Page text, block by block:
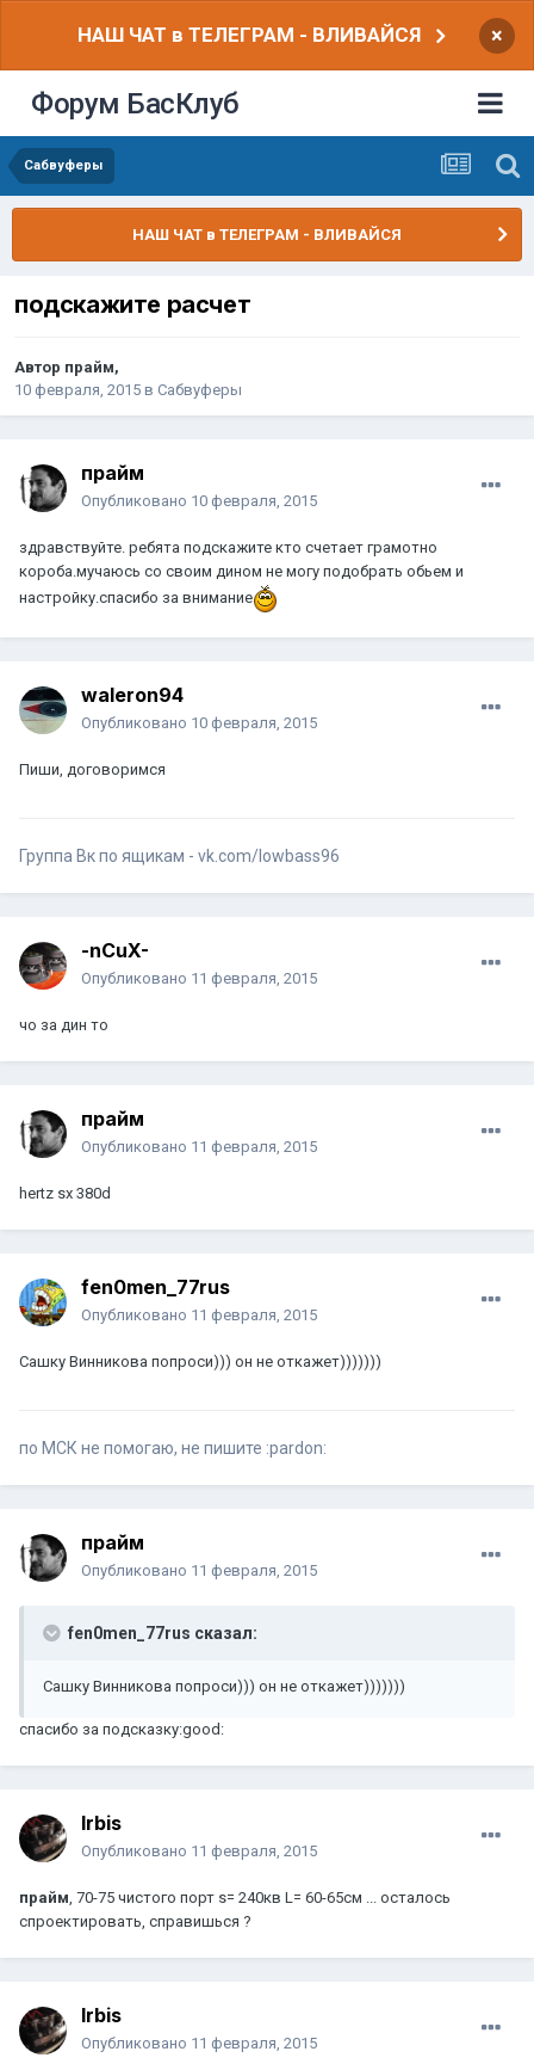
НАШ ЧАТ в ТЕЛЕГРАМ - ВЛИВАЙСЯ ×
Форум БасКлуб
Сабвуферы
НАШ ЧАТ в ТЕЛЕГРАМ - ВЛИВАЙСЯ
подскажите расчет
Автор прайм,
10 февраля, 2015 в Сабвуферы
прайм
Опубликовано 10 февраля, 2015
здравствуйте. ребята подскажите кто счетает грамотно
короба.мучаюсь со своим дином не могу подобрать обьем и
настройку.спасибо за внимание
waleron94
Опубликовано 10 февраля, 2015
Пиши, договоримся
Группа Вк по ящикам - vk.com/lowbass96
-nCuX-
Опубликовано 11 февраля, 2015
чо за дин то
прайм
Опубликовано 11 февраля, 2015
hertz sx 380d
fen0men_77rus
Опубликовано 11 февраля, 2015
Сашку Винникова попроси))) он не откажет)))))))
по МСК не помогаю, не пишите :pardon:
прайм
Опубликовано 11 февраля, 2015
fen0men_77rus сказал:
Сашку Винникова попроси))) он не откажет)))))))
спасибо за подсказку:good:
Irbis
Опубликовано 11 февраля, 2015
прайм, 70-75 чистого порт s= 240кв L= 60-65см ... осталось
спроектировать, справишься ?
Irbis
Опубликовано 11 февраля, 2015